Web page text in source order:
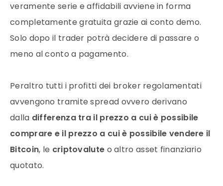
veramente serie e affidabili avviene in forma
completamente gratuita grazie ai conto demo.
Solo dopo il trader potrà decidere di passare o
meno al conto a pagamento.
Peraltro tutti i profitti dei broker regolamentati
avvengono tramite spread ovvero derivano
dalla differenza tra il prezzo a cui è possibile
comprare e il prezzo a cui è possibile vendere il
Bitcoin, le criptovalute o altro asset finanziario
quotato.